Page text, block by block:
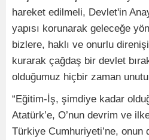
hareket edilmeli, Devlet'in
yapısı korunarak geleceğe
bizlere, haklı ve onurlu
kurarak çağdaş bir devlet
olduğumuz hiçbir zaman
“Eğitim-İş, şimdiye kadar
Atatürk’e, O’nun devrim ve
Türkiye Cumhuriyeti’ne, onun